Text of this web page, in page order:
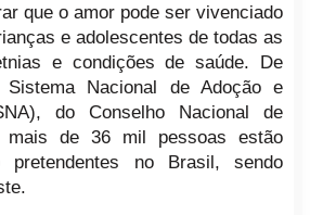
que o amor pode ser vivenciado
e adolescentes de todas as
e condições de saúde. De
Nacional de Adoção e
do Conselho Nacional de
mais de 36 mil pessoas estão
pretendentes no Brasil, sendo